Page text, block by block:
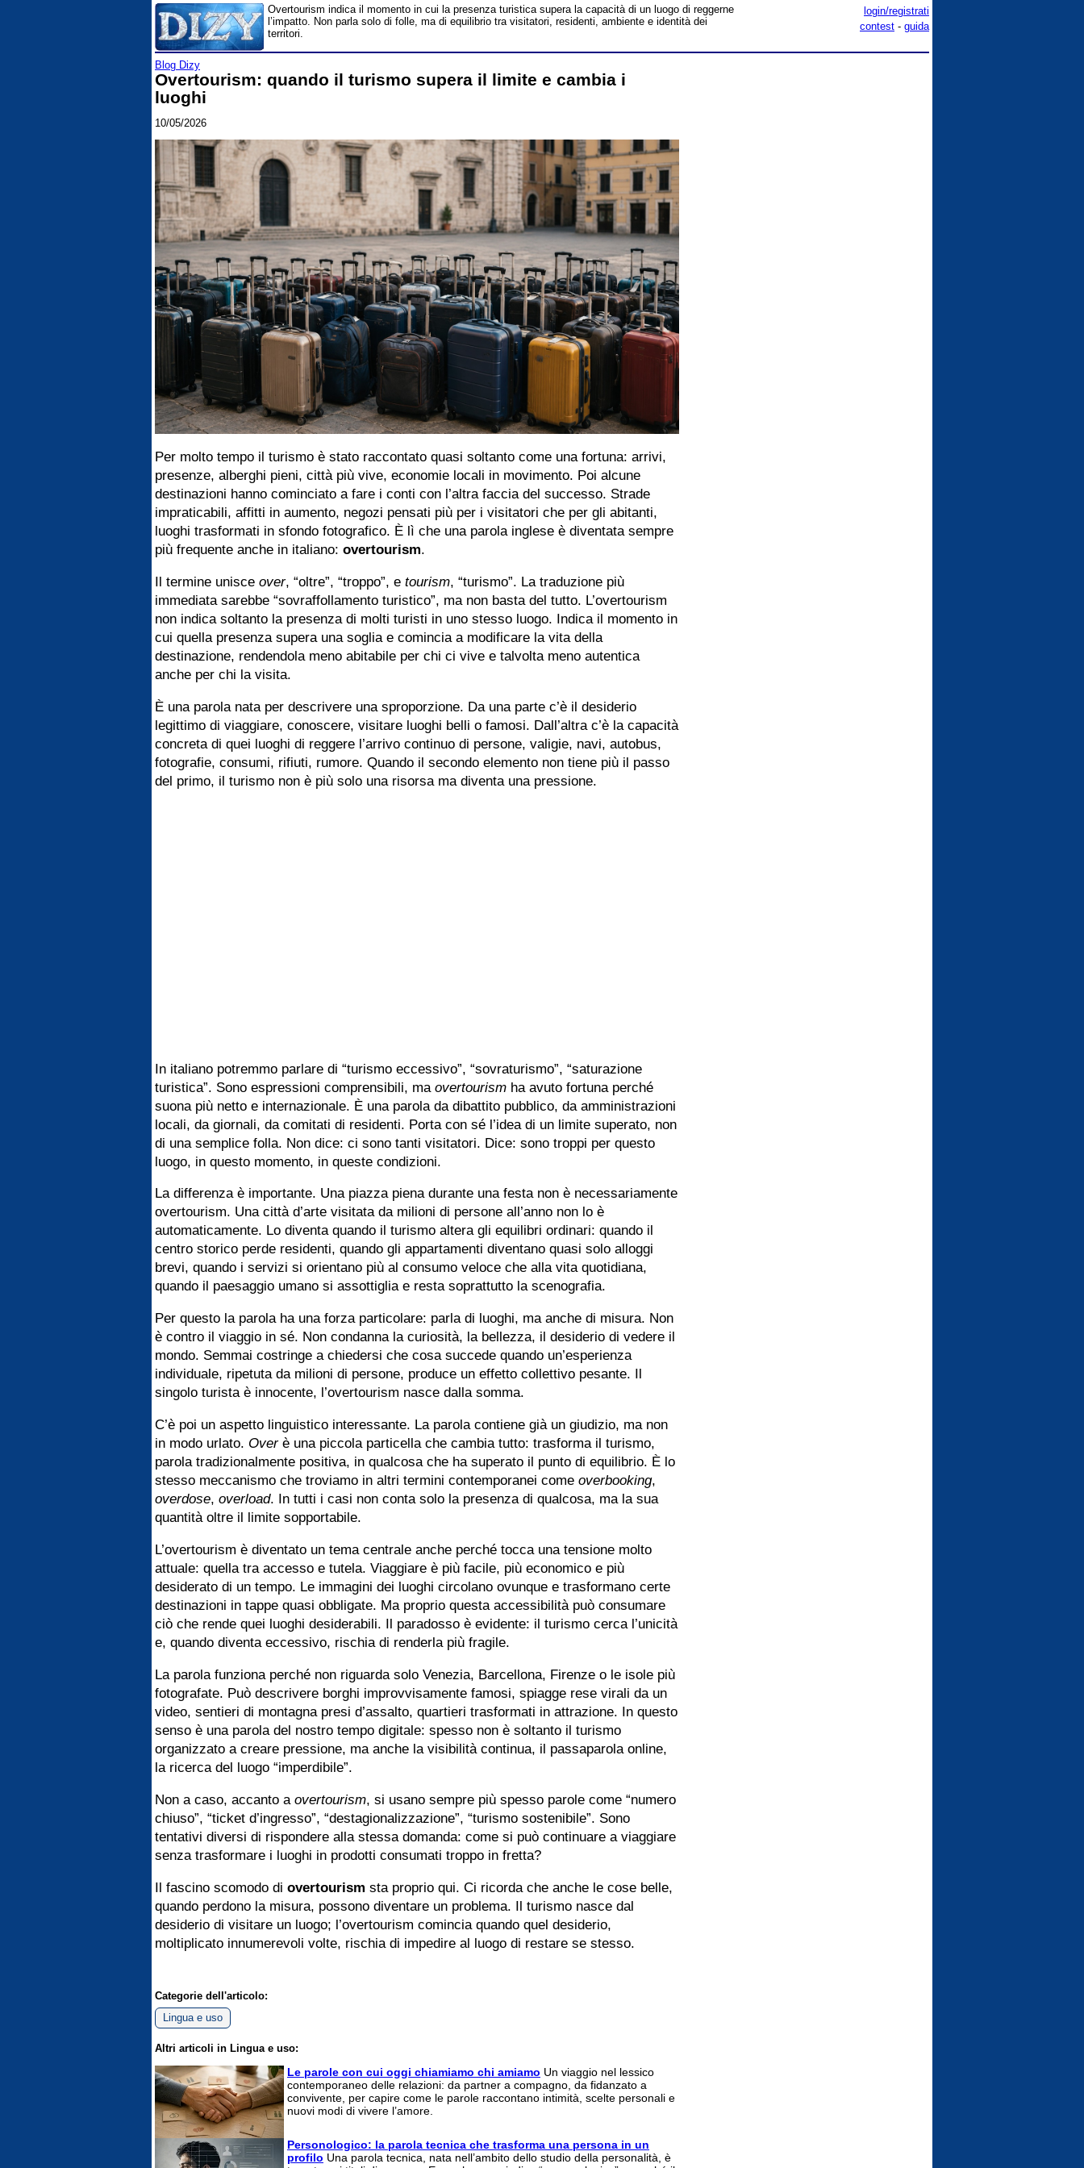
login/registrati
contest - guida
Overtourism indica il momento in cui la presenza turistica supera la capacità di un luogo di reggerne
l’impatto. Non parla solo di folle, ma di equilibrio tra visitatori, residenti, ambiente e identità dei
territori.
Blog Dizy
Overtourism: quando il turismo supera il limite e cambia i
luoghi
10/05/2026
Per molto tempo il turismo è stato raccontato quasi soltanto come una fortuna: arrivi,
presenze, alberghi pieni, città più vive, economie locali in movimento. Poi alcune
destinazioni hanno cominciato a fare i conti con l’altra faccia del successo. Strade
impraticabili, affitti in aumento, negozi pensati più per i visitatori che per gli abitanti,
luoghi trasformati in sfondo fotografico. È lì che una parola inglese è diventata sempre
più frequente anche in italiano: overtourism.
Il termine unisce over, “oltre”, “troppo”, e tourism, “turismo”. La traduzione più
immediata sarebbe “sovraffollamento turistico”, ma non basta del tutto. L’overtourism
non indica soltanto la presenza di molti turisti in uno stesso luogo. Indica il momento in
cui quella presenza supera una soglia e comincia a modificare la vita della
destinazione, rendendola meno abitabile per chi ci vive e talvolta meno autentica
anche per chi la visita.
È una parola nata per descrivere una sproporzione. Da una parte c’è il desiderio
legittimo di viaggiare, conoscere, visitare luoghi belli o famosi. Dall’altra c’è la capacità
concreta di quei luoghi di reggere l’arrivo continuo di persone, valigie, navi, autobus,
fotografie, consumi, rifiuti, rumore. Quando il secondo elemento non tiene più il passo
del primo, il turismo non è più solo una risorsa ma diventa una pressione.
In italiano potremmo parlare di “turismo eccessivo”, “sovraturismo”, “saturazione
turistica”. Sono espressioni comprensibili, ma overtourism ha avuto fortuna perché
suona più netto e internazionale. È una parola da dibattito pubblico, da amministrazioni
locali, da giornali, da comitati di residenti. Porta con sé l’idea di un limite superato, non
di una semplice folla. Non dice: ci sono tanti visitatori. Dice: sono troppi per questo
luogo, in questo momento, in queste condizioni.
La differenza è importante. Una piazza piena durante una festa non è necessariamente
overtourism. Una città d’arte visitata da milioni di persone all’anno non lo è
automaticamente. Lo diventa quando il turismo altera gli equilibri ordinari: quando il
centro storico perde residenti, quando gli appartamenti diventano quasi solo alloggi
brevi, quando i servizi si orientano più al consumo veloce che alla vita quotidiana,
quando il paesaggio umano si assottiglia e resta soprattutto la scenografia.
Per questo la parola ha una forza particolare: parla di luoghi, ma anche di misura. Non
è contro il viaggio in sé. Non condanna la curiosità, la bellezza, il desiderio di vedere il
mondo. Semmai costringe a chiedersi che cosa succede quando un’esperienza
individuale, ripetuta da milioni di persone, produce un effetto collettivo pesante. Il
singolo turista è innocente, l’overtourism nasce dalla somma.
C’è poi un aspetto linguistico interessante. La parola contiene già un giudizio, ma non
in modo urlato. Overè una piccola particella che cambia tutto: trasforma il turismo,
parola tradizionalmente positiva, in qualcosa che ha superato il punto di equilibrio. È lo
stesso meccanismo che troviamo in altri termini contemporanei come overbooking,
overdose, overload. In tutti i casi non conta solo la presenza di qualcosa, ma la sua
quantità oltre il limite sopportabile.
L’overtourism è diventato un tema centrale anche perché tocca una tensione molto
attuale: quella tra accesso e tutela. Viaggiare è più facile, più economico e più
desiderato di un tempo. Le immagini dei luoghi circolano ovunque e trasformano certe
destinazioni in tappe quasi obbligate. Ma proprio questa accessibilità può consumare
ciò che rende quei luoghi desiderabili. Il paradosso è evidente: il turismo cerca l’unicità
e, quando diventa eccessivo, rischia di renderla più fragile.
La parola funziona perché non riguarda solo Venezia, Barcellona, Firenze o le isole più
fotografate. Può descrivere borghi improvvisamente famosi, spiagge rese virali da un
video, sentieri di montagna presi d’assalto, quartieri trasformati in attrazione. In questo
senso è una parola del nostro tempo digitale: spesso non è soltanto il turismo
organizzato a creare pressione, ma anche la visibilità continua, il passaparola online,
la ricerca del luogo “imperdibile”.
Non a caso, accanto a overtourism, si usano sempre più spesso parole come “numero
chiuso”, “ticket d’ingresso”, “destagionalizzazione”, “turismo sostenibile”. Sono
tentativi diversi di rispondere alla stessa domanda: come si può continuare a viaggiare
senza trasformare i luoghi in prodotti consumati troppo in fretta?
Il fascino scomodo di overtourism sta proprio qui. Ci ricorda che anche le cose belle,
quando perdono la misura, possono diventare un problema. Il turismo nasce dal
desiderio di visitare un luogo; l’overtourism comincia quando quel desiderio,
moltiplicato innumerevoli volte, rischia di impedire al luogo di restare se stesso.
Categorie dell'articolo:
Lingua e uso
Altri articoli in Lingua e uso:
Le parole con cui oggi chiamiamo chi amiamo Un viaggio nel lessico
contemporaneo delle relazioni: da partner a compagno, da fidanzato a
convivente, per capire come le parole raccontano intimità, scelte personali e
nuovi modi di vivere l’amore.
Personologico: la parola tecnica che trasforma una persona in un
profilo Una parola tecnica, nata nell’ambito dello studio della personalità, è